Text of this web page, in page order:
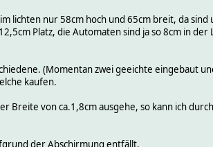
lichten nur 58cm hoch und 65cm breit, da
Platz, die Automaten sind ja so 8cm in
(Momentan zwei geeichte eingebaut
kaufen.
Breite von ca.1,8cm ausgehe, so kann ich
der Abschirmung entfällt.